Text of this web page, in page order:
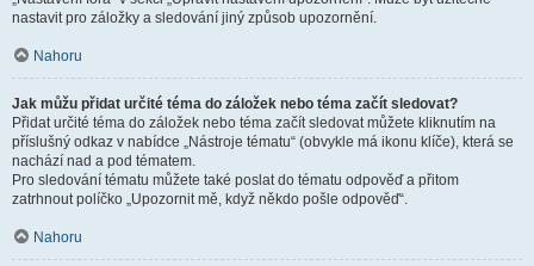
nastavit pro záložky a sledování jiný způsob upozornění.
Nahoru
Jak můžu přidat určité téma do záložek nebo téma začít sledovat?
Přidat určité téma do záložek nebo téma začít sledovat můžete kliknutím na
příslušný odkaz v nabídce „Nástroje tématu“ (obvykle má ikonu klíče), která se
nachází nad a pod tématem.
Pro sledování tématu můžete také poslat do tématu odpověď a přitom
zatrhnout políčko „Upozornit mě, když někdo pošle odpověď“.
Nahoru